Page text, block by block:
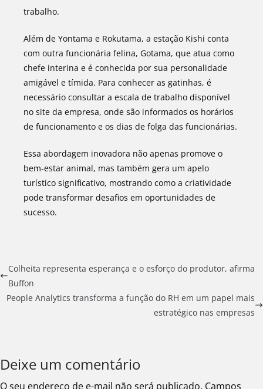
trabalho.
Além de Yontama e Rokutama, a estação Kishi conta
com outra funcionária felina, Gotama, que atua como
chefe interina e é conhecida por sua personalidade
amigável e tímida. Para conhecer as gatinhas, é
necessário consultar a escala de trabalho disponível
no site da empresa, onde são informados os horários
de funcionamento e os dias de folga das funcionárias.
Essa abordagem inovadora não apenas promove o
bem-estar animal, mas também gera um apelo
turístico significativo, mostrando como a criatividade
pode transformar desafios em oportunidades de
sucesso.
Colheita representa esperança e o esforço do produtor, afirma
Buffon
People Analytics transforma a função do RH em um papel mais
estratégico nas empresas
Deixe um comentário
O seu endereço de e-mail não será publicado. Campos